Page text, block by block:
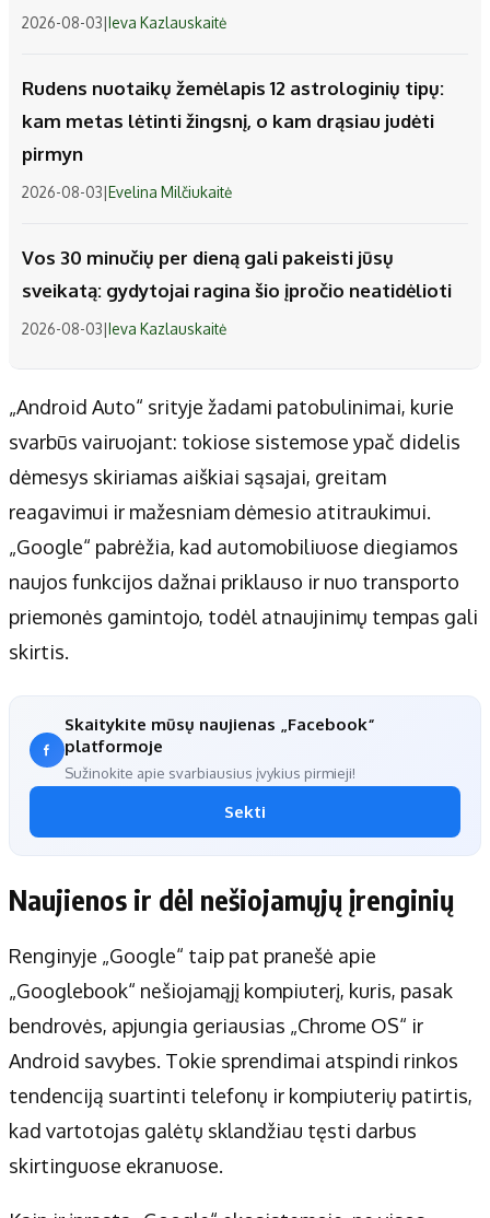
2026-08-03|Ieva Kazlauskaitė
Rudens nuotaikų žemėlapis 12 astrologinių tipų:
kam metas lėtinti žingsnį, o kam drąsiau judėti
pirmyn
2026-08-03|Evelina Milčiukaitė
Vos 30 minučių per dieną gali pakeisti jūsų
sveikatą: gydytojai ragina šio įpročio neatidėlioti
2026-08-03|Ieva Kazlauskaitė
„Android Auto“ srityje žadami patobulinimai, kurie
svarbūs vairuojant: tokiose sistemose ypač didelis
dėmesys skiriamas aiškiai sąsajai, greitam
reagavimui ir mažesniam dėmesio atitraukimui.
„Google“ pabrėžia, kad automobiliuose diegiamos
naujos funkcijos dažnai priklauso ir nuo transporto
priemonės gamintojo, todėl atnaujinimų tempas gali
skirtis.
Skaitykite mūsų naujienas „Facebook“
platformoje
Sužinokite apie svarbiausius įvykius pirmieji!
Sekti
Naujienos ir dėl nešiojamųjų įrenginių
Renginyje „Google“ taip pat pranešė apie
„Googlebook“ nešiojamąjį kompiuterį, kuris, pasak
bendrovės, apjungia geriausias „Chrome OS“ ir
Android savybes. Tokie sprendimai atspindi rinkos
tendenciją suartinti telefonų ir kompiuterių patirtis,
kad vartotojas galėtų sklandžiau tęsti darbus
skirtinguose ekranuose.